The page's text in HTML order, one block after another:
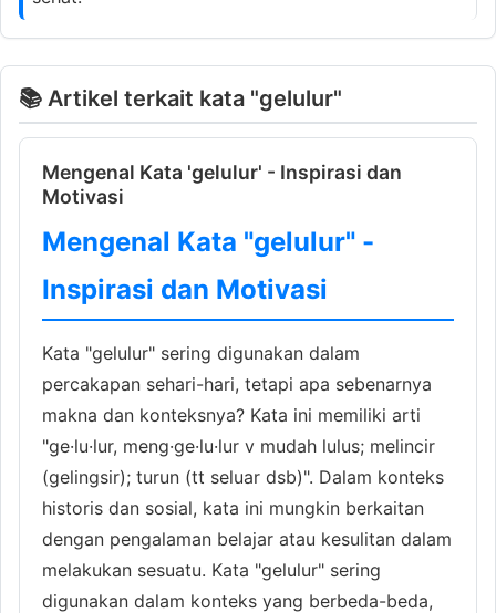
📚 Artikel terkait kata "gelulur"
Mengenal Kata 'gelulur' - Inspirasi dan
Motivasi
Mengenal Kata "gelulur" -
Inspirasi dan Motivasi
Kata "gelulur" sering digunakan dalam
percakapan sehari-hari, tetapi apa sebenarnya
makna dan konteksnya? Kata ini memiliki arti
"ge·lu·lur, meng·ge·lu·lur v mudah lulus; melincir
(gelingsir); turun (tt seluar dsb)". Dalam konteks
historis dan sosial, kata ini mungkin berkaitan
dengan pengalaman belajar atau kesulitan dalam
melakukan sesuatu. Kata "gelulur" sering
digunakan dalam konteks yang berbeda-beda,